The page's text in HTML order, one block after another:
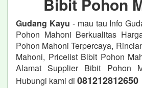
Bibit Pohon
Gudang Kayu - mau tau Info
Pohon Mahoni Berkualitas
Pohon Mahoni Terpercaya,
Mahoni, Pricelist Bibit Pohon
Alamat Supplier Bibit Pohon
Hubungi kami di 081212812650